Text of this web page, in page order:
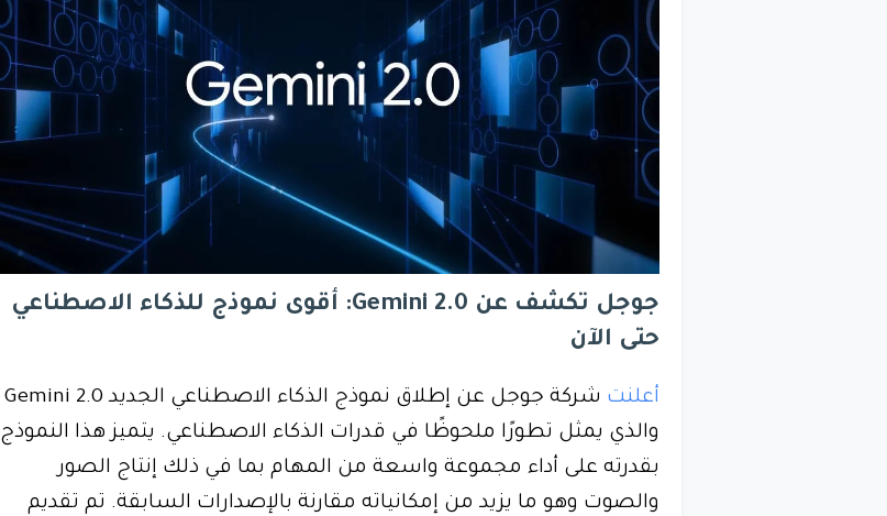
جوجل تكشف عن Gemini 2.0: أقوى نموذج للذكاء الاصطناعي
حتى الآن
أعلنت
شركة جوجل عن إطلاق نموذج الذكاء الاصطناعي الجديد Gemini 2.0
والذي يمثل تطورًا ملحوظًا في قدرات الذكاء الاصطناعي. يتميز هذا النموذج
بقدرته على أداء مجموعة واسعة من المهام بما في ذلك إنتاج الصور
والصوت وهو ما يزيد من إمكانياته مقارنة بالإصدارات السابقة. تم تقديم